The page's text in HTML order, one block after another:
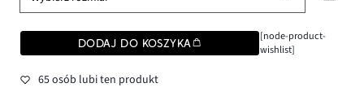
DODAJ DO KOSZYKA
[node-product-
wishlist]
65 osób lubi ten produkt